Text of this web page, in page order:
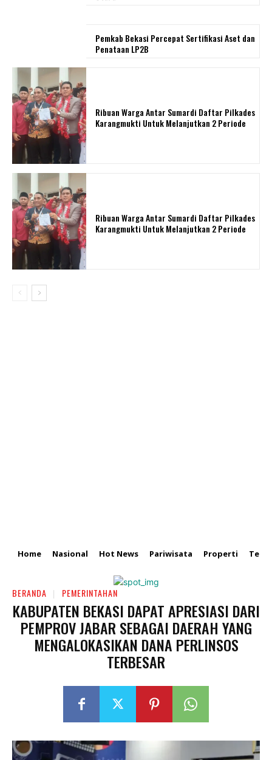
Pemkab Bekasi Percepat Sertifikasi Aset dan
Penataan LP2B
Ribuan Warga Antar Sumardi Daftar Pilkades
Karangmukti Untuk Melanjutkan 2 Periode
Ribuan Warga Antar Sumardi Daftar Pilkades
Karangmukti Untuk Melanjutkan 2 Periode